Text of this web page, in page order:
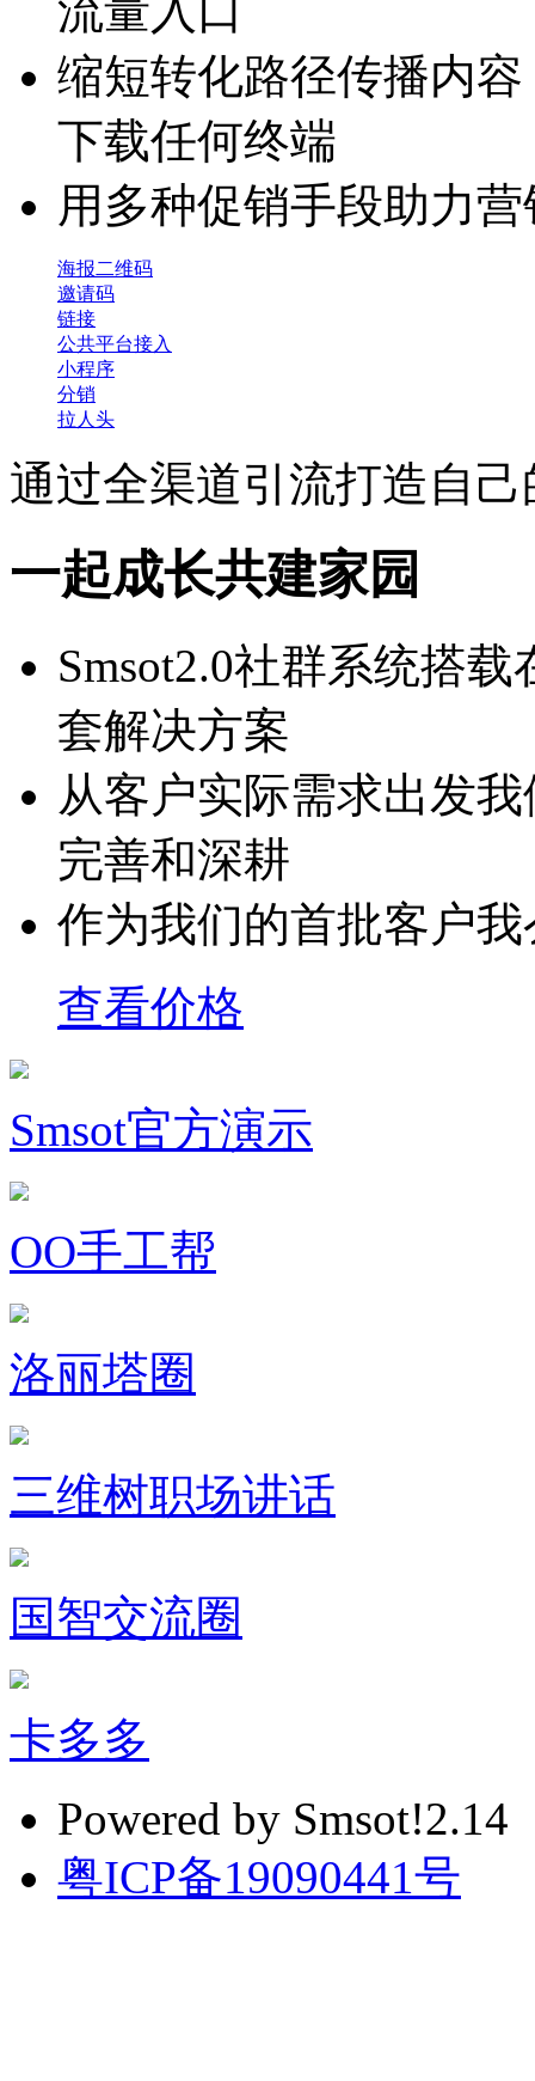
流量入口
缩短转化路径传播内
下载任何终端
用多种促销手段助力
海报二维码
邀请码
链接
公共平台接入
小程序
分销
拉人头
通过全渠道引流打造自
一起成长共建家园
Smsot2.0社群系统搭
套解决方案
从客户实际需求出发
完善和深耕
作为我们的首批客户
查看价格
Smsot官方演示
OO手工帮
洛丽塔圈
三维树职场讲话
国智交流圈
卡多多
Powered by Smsot!2.14
粤ICP备19090441号